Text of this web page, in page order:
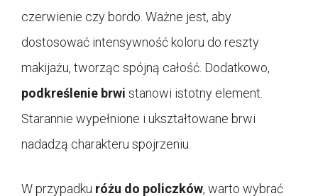
czerwienie czy bordo. Ważne jest, aby
dostosować intensywność koloru do reszty
makijażu, tworząc spójną całość. Dodatkowo,
podkreślenie brwi stanowi istotny element.
Starannie wypełnione i ukształtowane brwi
nadadzą charakteru spojrzeniu.
W przypadku różu do policzków, warto wybrać